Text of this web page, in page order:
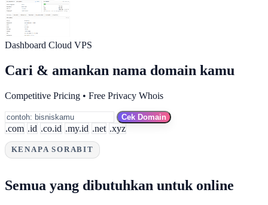
Dashboard Cloud VPS
Cari & amankan nama domain kamu
Competitive Pricing • Free Privacy Whois
Cek Domain
.com .id .co.id .my.id .net .xyz
KENAPA SORABIT
Semua yang dibutuhkan untuk online